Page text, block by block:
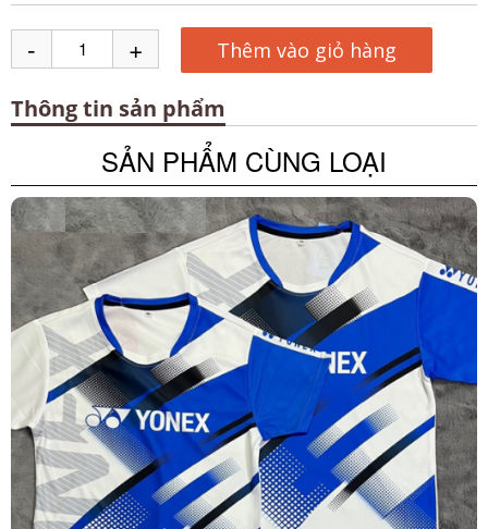
- + Thêm vào giỏ hàng
Thông tin sản phẩm
SẢN PHẨM CÙNG LOẠI